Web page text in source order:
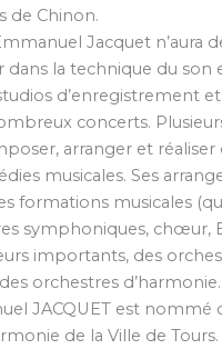
de Chinon.
Jacquet n’aura
dans la technique du son
d’enregistrement
concerts.
arranger et
musicales. Ses
formations musicales
symphoniques, chœur,
importants, des
orchestres d’harmonie.
JACQUET est nommé
de la Ville de